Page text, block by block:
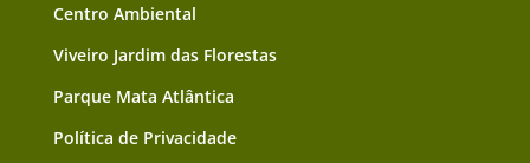
Centro Ambiental
Viveiro Jardim das Florestas
Parque Mata Atlântica
Política de Privacidade